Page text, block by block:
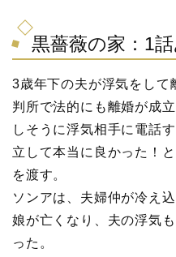
黒薔薇の家：1
3歳年下の夫が浮気をして
判所で法的にも離婚が成
しそうに浮気相手に電話
立して本当に良かった！
を渡す。
ソンアは、夫婦仲が冷え
娘が亡くなり、夫の浮気
った。